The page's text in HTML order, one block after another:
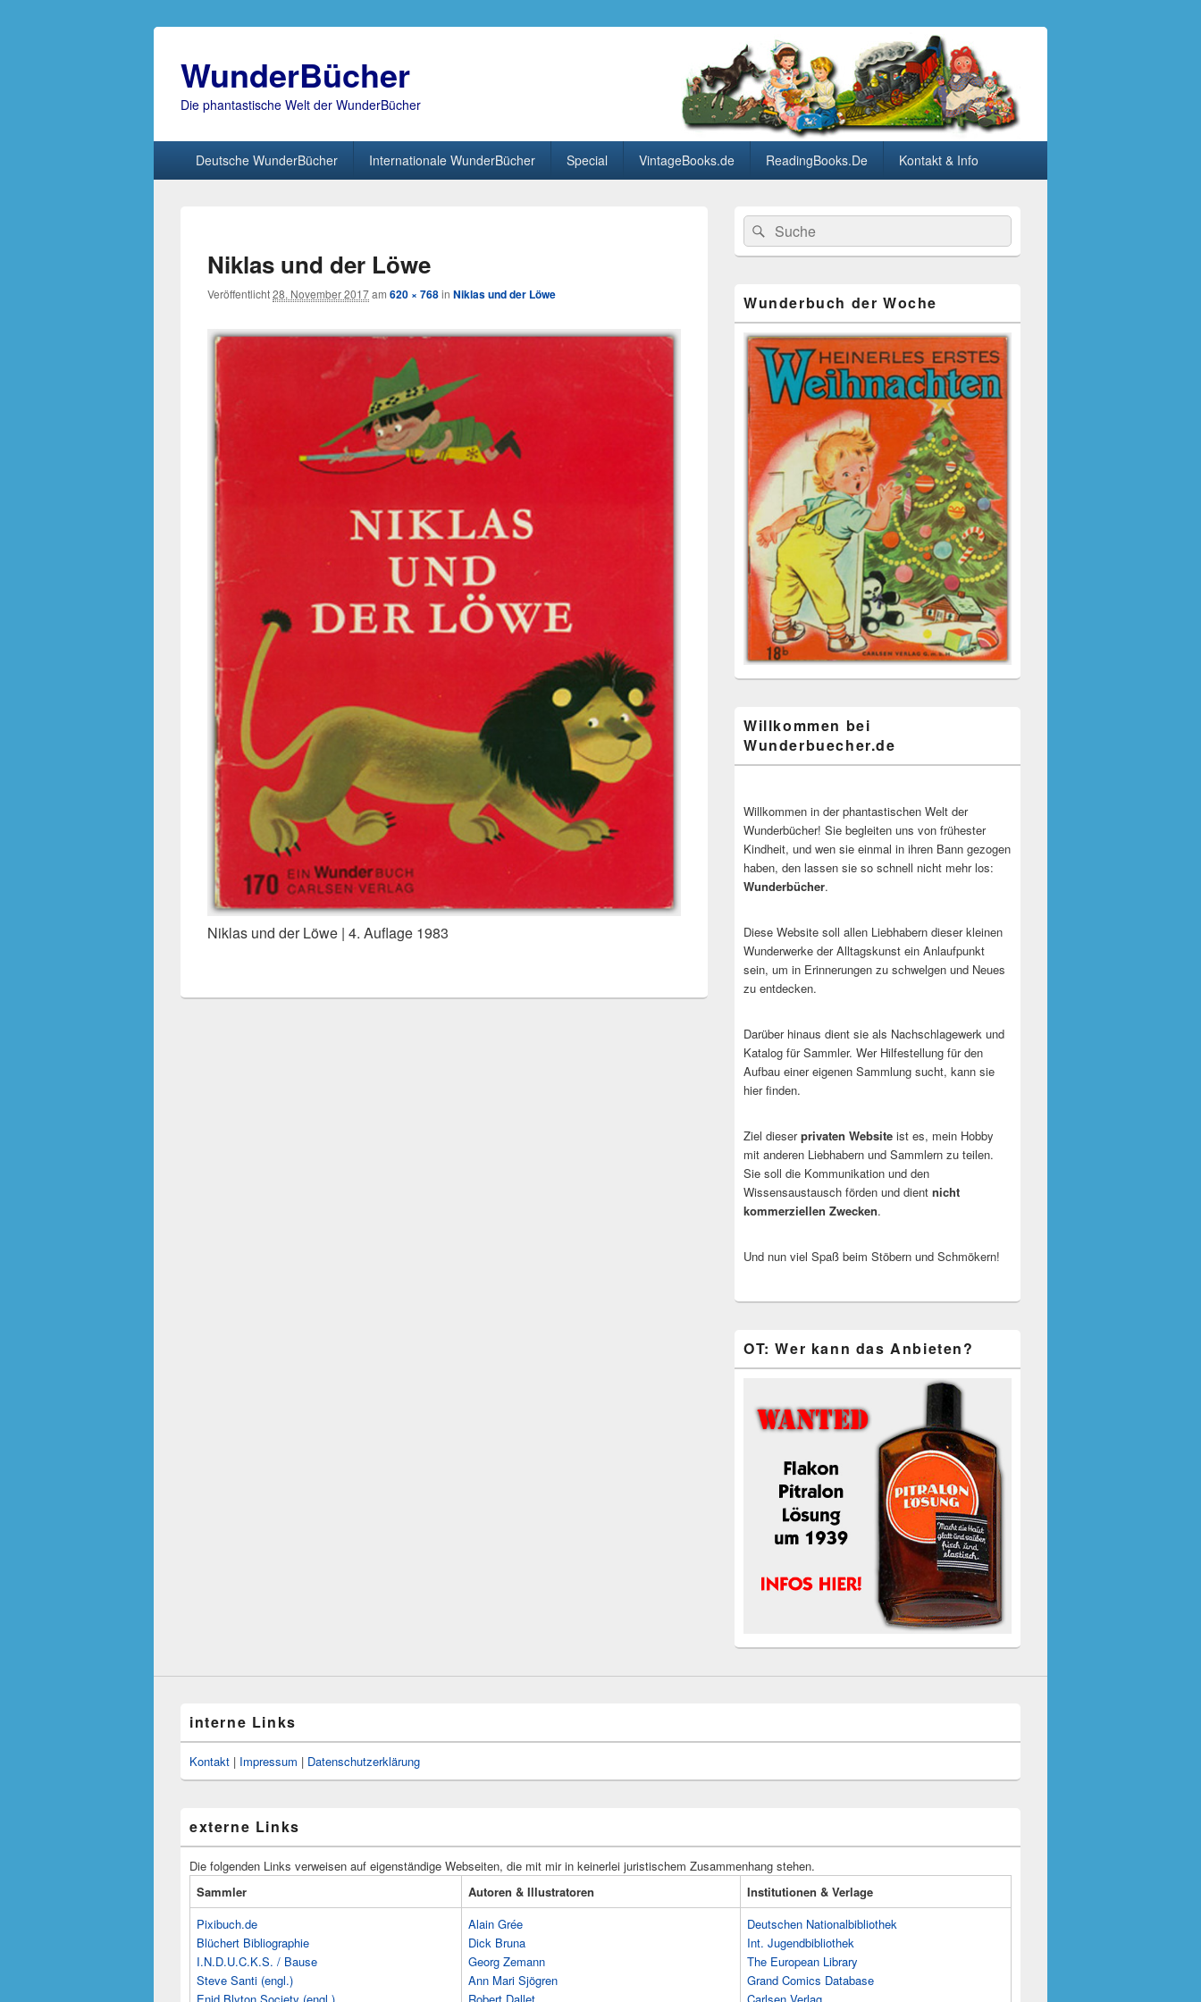
WunderBücher
Die phantastische Welt der WunderBücher
Deutsche WunderBücher Internationale WunderBücher Special VintageBooks.de ReadingBooks.De Kontakt & Info
Navigation
Niklas und der Löwe
Veröffentlicht28. November 2017am 620 × 768in Niklas und der Löwe
Niklas und der Löwe | 4. Auflage 1983
Primärer
Seitenleisten
Widget-
Bereich
Search
for:
Suche
Wunderbuch der Woche
Willkommen bei
Wunderbuecher.de
Willkommen in der phantastischen Welt der
Wunderbücher! Sie begleiten uns von frühester
Kindheit, und wen sie einmal in ihren Bann gezogen
haben, den lassen sie so schnell nicht mehr los:
Wunderbücher.
Diese Website soll allen Liebhabern dieser kleinen
Wunderwerke der Alltagskunst ein Anlaufpunkt
sein, um in Erinnerungen zu schwelgen und Neues
zu entdecken.
Darüber hinaus dient sie als Nachschlagewerk und
Katalog für Sammler. Wer Hilfestellung für den
Aufbau einer eigenen Sammlung sucht, kann sie
hier finden.
Ziel dieserprivaten Website ist es, mein Hobby
mit anderen Liebhabern und Sammlern zu teilen.
Sie soll die Kommunikation und den
Wissensaustausch förden und dient nicht
kommerziellen Zwecken.
Und nun viel Spaß beim Stöbern und Schmökern!
OT: Wer kann das Anbieten?
interne Links
Kontakt | Impressum | Datenschutzerklärung
externe Links
Die folgenden Links verweisen auf eigenständige Webseiten, die mit mir in keinerlei juristischem Zusammenhang stehen.
Sammler
Autoren & Illustratoren
Institutionen & Verlage
Pixibuch.de
Blüchert Bibliographie
I.N.D.U.C.K.S. / Bause
Steve Santi (engl.)
Alain Grée
Dick Bruna
Georg Zemann
Ann Mari Sjögren
Deutschen Nationalbibliothek
Int. Jugendbibliothek
The European Library
Grand Comics Database